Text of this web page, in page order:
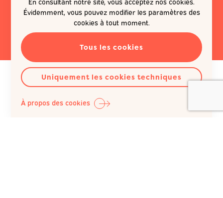
EN SAVOIR PLUS
Évidemment, vous pouvez modifier les paramètres des
cookies à tout moment.
Tous les cookies
Uniquement les cookies techniques
À propos des cookies